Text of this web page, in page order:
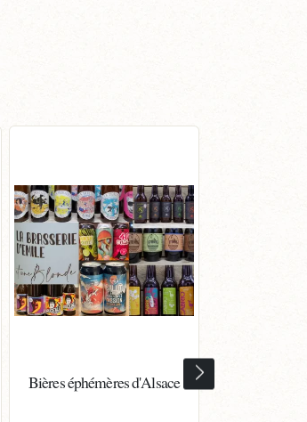
Bières éphémères d'Alsace